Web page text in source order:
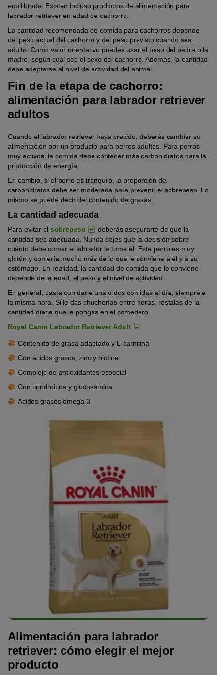
equilibrada. Existen incluso productos de alimentación para
labrador retriever en edad de cachorro.
La cantidad recomendada de comida para cachorros depende
del peso actual del cachorro y del peso previsto cuando sea
adulto. Como valor orientativo puedes usar el peso del padre o la
madre, según cuál sea el sexo del cachorro. Además, la cantidad
debe adaptarse al nivel de actividad del animal.
Fin de la etapa de cachorro:
alimentación para labrador retriever
adultos
Cuando el labrador retriever haya crecido, deberás cambiar su
alimentación por un producto para perros adultos. Para perros
muy activos, la comida debe contener más carbohidratos para la
producción de energía.
En cambio, si el perro es tranquilo, la proporción de
carbohidratos debe ser moderada para prevenir el sobrepeso. Lo
mismo se puede decir del contenido de grasas.
La cantidad adecuada
Para evitar el sobrepeso
deberás asegurarte de que la
cantidad sea adecuada. Nunca dejes que la decisión sobre
cuánto debe comer el labrador la tome él. Este perro es muy
glotón y comería mucho más de lo que le conviene a él y a su
estómago. En realidad, la cantidad de comida que le conviene
depende de la edad, el peso y el nivel de actividad.
En general, basta con darle una o dos comidas al día, siempre a
la misma hora. Si le das chucherías entre horas, réstalas de la
cantidad diaria que le pongas en el comedero.
Royal Canin Labrador Retriever Adult
Contenido de grasa adaptado y L-carnitina
Con ácidos grasos, zinc y biotina
Complejo de antioxidantes especial
Con condroitina y glucosamina
Ácidos grasos omega 3
Alimentación para labrador
retriever: cómo elegir el mejor
producto